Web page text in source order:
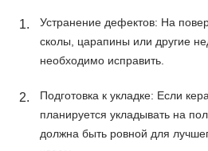
Устранение дефектов: На
сколы, царапины или другие
необходимо исправить.
Подготовка к укладке: Если
планируется укладывать на
должна быть ровной для